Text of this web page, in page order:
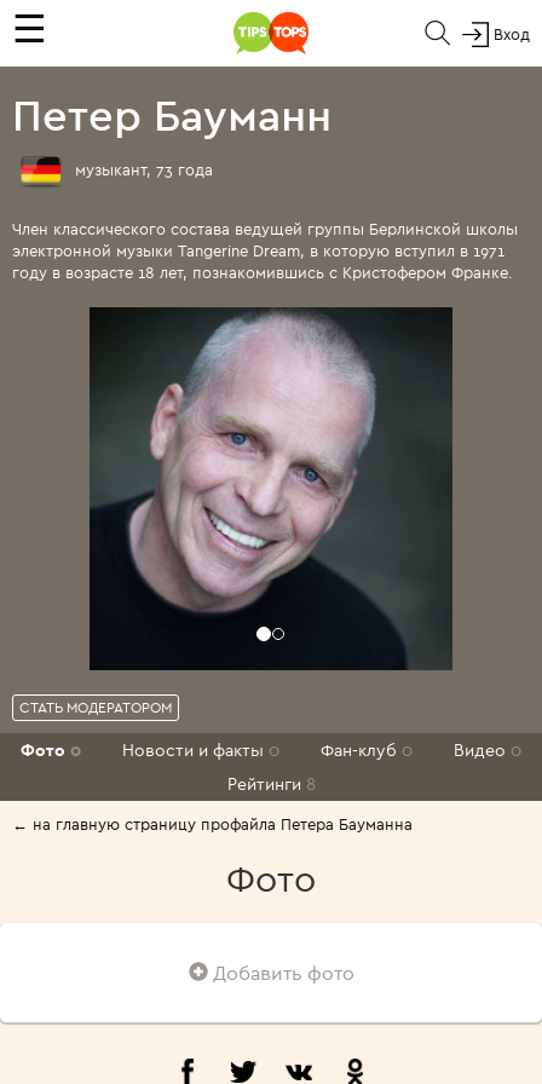
☰ Вход
Петер Бауманн
музыкант, 73 года
Член классического состава ведущей группы Берлинской школы
электронной музыки Tangerine Dream, в которую вступил в 1971
году в возрасте 18 лет, познакомившись с Кристофером Франке.
СТАТЬ МОДЕРАТОРОМ
Фото 0 Новости и факты 0 Фан-клуб 0 Видео 0
Рейтинги 8
← на главную страницу профайла Петера Бауманна
Фото
Добавить фото